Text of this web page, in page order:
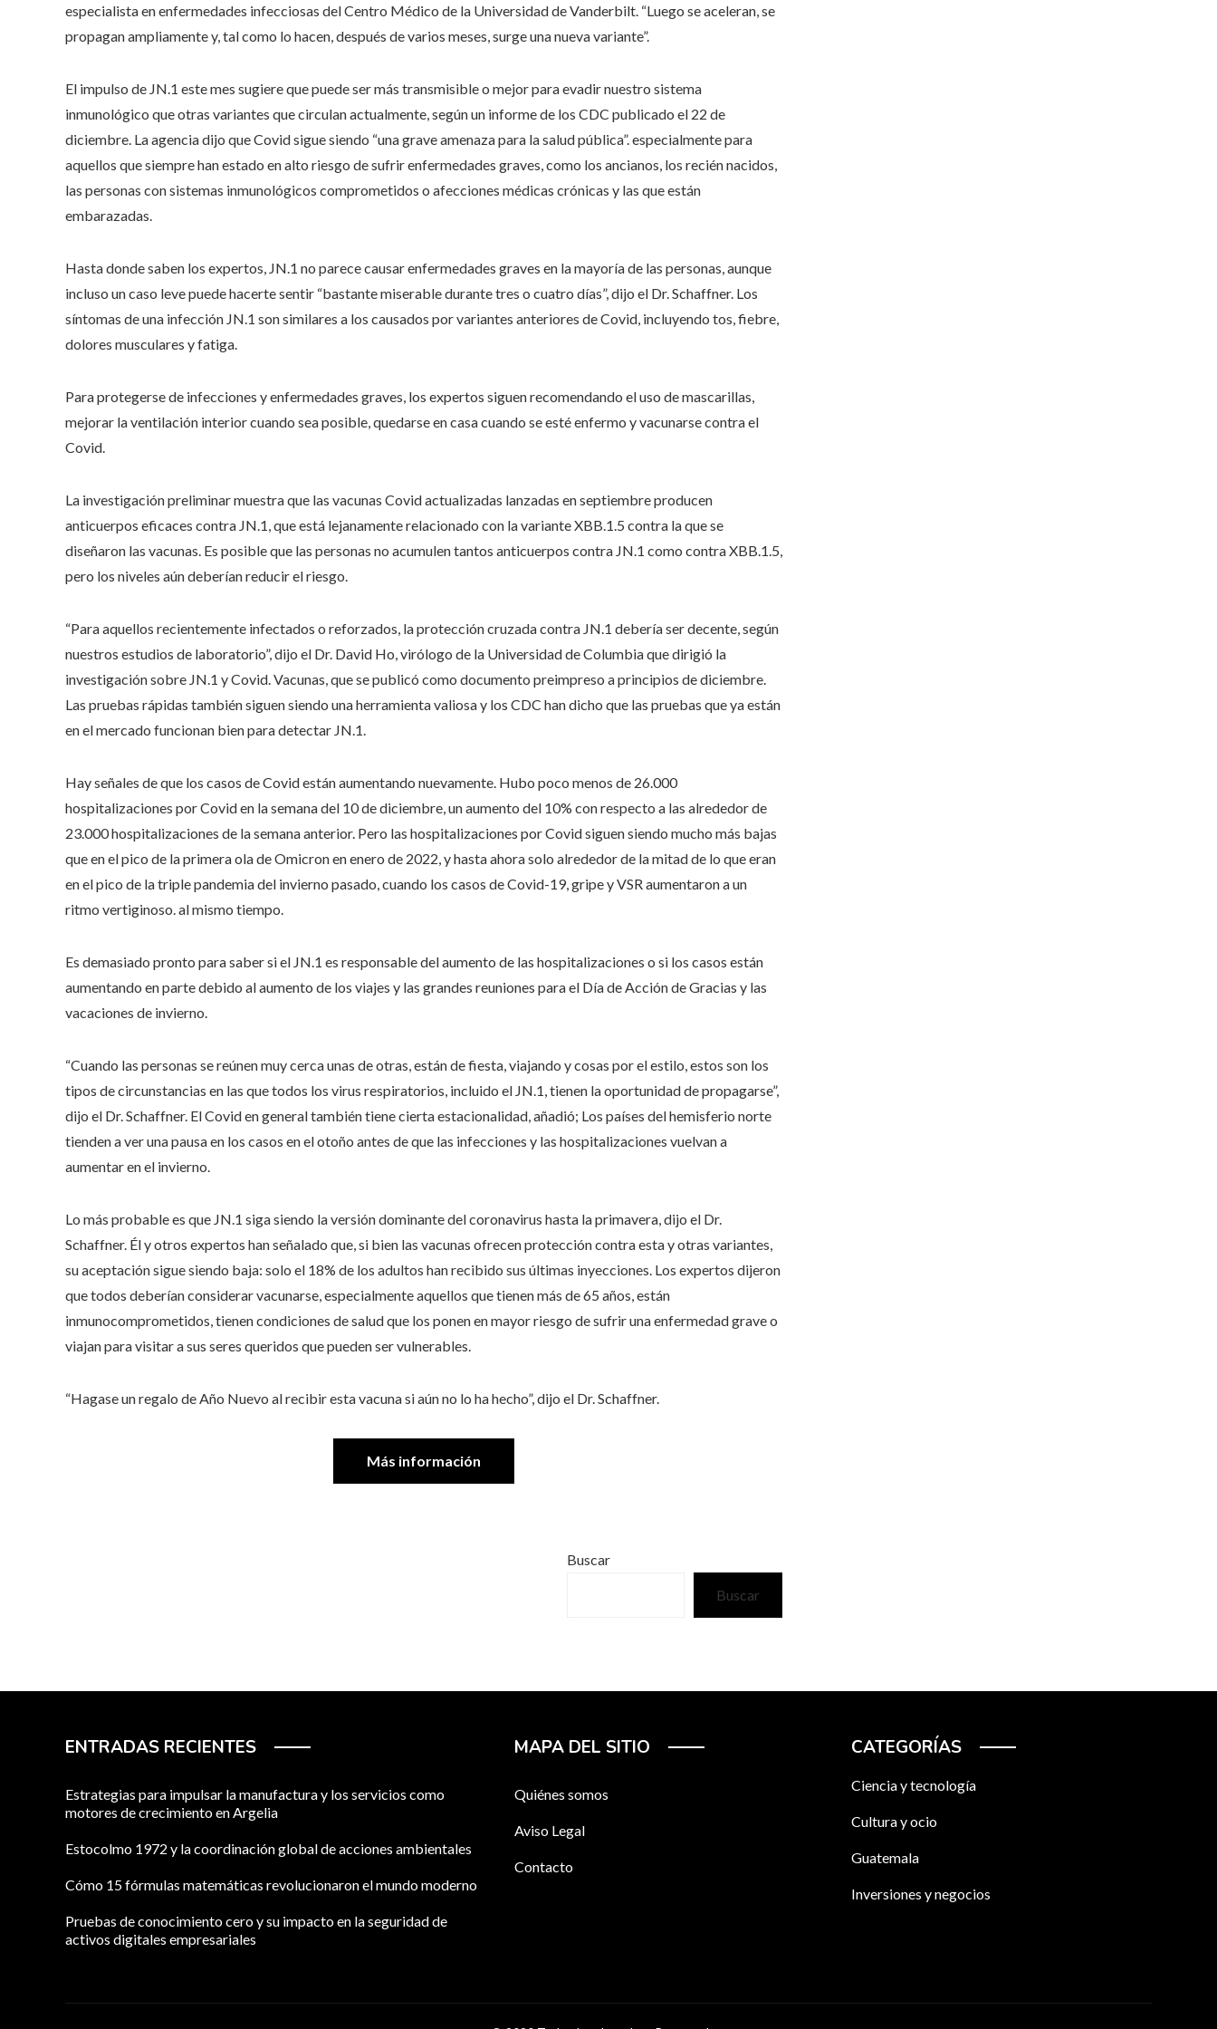
especialista en enfermedades infecciosas del Centro Médico de la Universidad de Vanderbilt. “Luego se aceleran, se
propagan ampliamente y, tal como lo hacen, después de varios meses, surge una nueva variante”.
El impulso de JN.1 este mes sugiere que puede ser más transmisible o mejor para evadir nuestro sistema
inmunológico que otras variantes que circulan actualmente, según un informe de los CDC publicado el 22 de
diciembre. La agencia dijo que Covid sigue siendo “una grave amenaza para la salud pública”. especialmente para
aquellos que siempre han estado en alto riesgo de sufrir enfermedades graves, como los ancianos, los recién nacidos,
las personas con sistemas inmunológicos comprometidos o afecciones médicas crónicas y las que están
embarazadas.
Hasta donde saben los expertos, JN.1 no parece causar enfermedades graves en la mayoría de las personas, aunque
incluso un caso leve puede hacerte sentir “bastante miserable durante tres o cuatro días”, dijo el Dr. Schaffner. Los
síntomas de una infección JN.1 son similares a los causados ​​por variantes anteriores de Covid, incluyendo tos, fiebre,
dolores musculares y fatiga.
Para protegerse de infecciones y enfermedades graves, los expertos siguen recomendando el uso de mascarillas,
mejorar la ventilación interior cuando sea posible, quedarse en casa cuando se esté enfermo y vacunarse contra el
Covid.
La investigación preliminar muestra que las vacunas Covid actualizadas lanzadas en septiembre producen
anticuerpos eficaces contra JN.1, que está lejanamente relacionado con la variante XBB.1.5 contra la que se
diseñaron las vacunas. Es posible que las personas no acumulen tantos anticuerpos contra JN.1 como contra XBB.1.5,
pero los niveles aún deberían reducir el riesgo.
“Para aquellos recientemente infectados o reforzados, la protección cruzada contra JN.1 debería ser decente, según
nuestros estudios de laboratorio”, dijo el Dr. David Ho, virólogo de la Universidad de Columbia que dirigió la
investigación sobre JN.1 y Covid. Vacunas, que se publicó como documento preimpreso a principios de diciembre.
Las pruebas rápidas también siguen siendo una herramienta valiosa y los CDC han dicho que las pruebas que ya están
en el mercado funcionan bien para detectar JN.1.
Hay señales de que los casos de Covid están aumentando nuevamente. Hubo poco menos de 26.000
hospitalizaciones por Covid en la semana del 10 de diciembre, un aumento del 10% con respecto a las alrededor de
23.000 hospitalizaciones de la semana anterior. Pero las hospitalizaciones por Covid siguen siendo mucho más bajas
que en el pico de la primera ola de Omicron en enero de 2022, y hasta ahora solo alrededor de la mitad de lo que eran
en el pico de la triple pandemia del invierno pasado, cuando los casos de Covid-19, gripe y VSR aumentaron a un
ritmo vertiginoso. al mismo tiempo.
Es demasiado pronto para saber si el JN.1 es responsable del aumento de las hospitalizaciones o si los casos están
aumentando en parte debido al aumento de los viajes y las grandes reuniones para el Día de Acción de Gracias y las
vacaciones de invierno.
“Cuando las personas se reúnen muy cerca unas de otras, están de fiesta, viajando y cosas por el estilo, estos son los
tipos de circunstancias en las que todos los virus respiratorios, incluido el JN.1, tienen la oportunidad de propagarse”,
dijo el Dr. Schaffner. El Covid en general también tiene cierta estacionalidad, añadió; Los países del hemisferio norte
tienden a ver una pausa en los casos en el otoño antes de que las infecciones y las hospitalizaciones vuelvan a
aumentar en el invierno.
Lo más probable es que JN.1 siga siendo la versión dominante del coronavirus hasta la primavera, dijo el Dr.
Schaffner. Él y otros expertos han señalado que, si bien las vacunas ofrecen protección contra esta y otras variantes,
su aceptación sigue siendo baja: solo el 18% de los adultos han recibido sus últimas inyecciones. Los expertos dijeron
que todos deberían considerar vacunarse, especialmente aquellos que tienen más de 65 años, están
inmunocomprometidos, tienen condiciones de salud que los ponen en mayor riesgo de sufrir una enfermedad grave o
viajan para visitar a sus seres queridos que pueden ser vulnerables.
“Hagase un regalo de Año Nuevo al recibir esta vacuna si aún no lo ha hecho”, dijo el Dr. Schaffner.
Más información
Buscar
Buscar
ENTRADAS RECIENTES
Estrategias para impulsar la manufactura y los servicios como
motores de crecimiento en Argelia
Estocolmo 1972 y la coordinación global de acciones ambientales
Cómo 15 fórmulas matemáticas revolucionaron el mundo moderno
Pruebas de conocimiento cero y su impacto en la seguridad de
activos digitales empresariales
MAPA DEL SITIO
Quiénes somos
Aviso Legal
Contacto
CATEGORÍAS
Ciencia y tecnología
Cultura y ocio
Guatemala
Inversiones y negocios